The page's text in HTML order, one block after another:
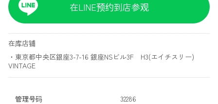
在LINE预约到店参观
在库店铺
・東京都中央区銀座3-7-16 銀座NSビル3F H3(エイチスリー)
VINTAGE
管理号码
32286